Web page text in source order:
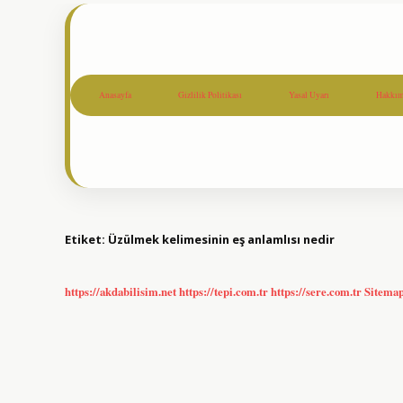
Anasayfa Gizlilik Politikası Yasal Uyarı
Etiket: Üzülmek kelimesinin eş anlamlısı nedir
https://akdabilisim.nethttps://tepi.com.trhttps://sere.com.tr